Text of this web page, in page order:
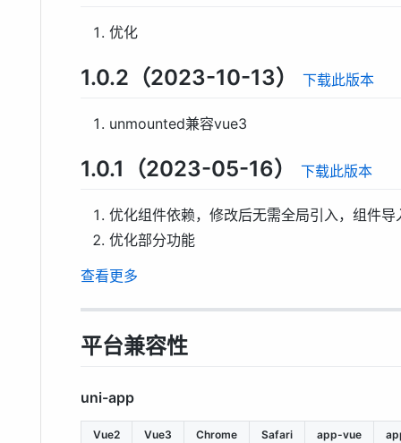
优化
1.0.2（2023-10-13） 下载此版本
unmounted兼容vue3
1.0.1（2023-05-16） 下载此版本
优化组件依赖，修改后无需全局引入，组件导
优化部分功能
查看更多
平台兼容性
uni-app
Vue2 Vue3 Chrome Safari app-vue